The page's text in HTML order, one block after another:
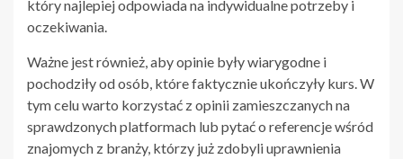
który najlepiej odpowiada na indywidualne potrzeby i
oczekiwania.
Ważne jest również, aby opinie były wiarygodne i
pochodziły od osób, które faktycznie ukończyły kurs. W
tym celu warto korzystać z opinii zamieszczanych na
sprawdzonych platformach lub pytać o referencje wśród
znajomych z branży, którzy już zdobyli uprawnienia